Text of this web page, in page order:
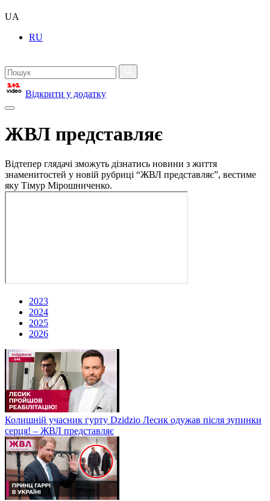
UA
RU
Відкрити у додатку
ЖВЛ представляє
Відтепер глядачі зможуть дізнатись новини з життя
знаменитостей у новій рубриці “ЖВЛ представляє”, вестиме
яку Тімур Мірошниченко.
2023
2024
2025
2026
Колишній учасник гурту Dzidzio Лесик одужав після зупинки
серця! – ЖВЛ представляє